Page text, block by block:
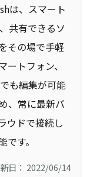
は、スマート
共有できるソ
その場で手軽
トフォン、
も編集が可能
、常に最新バ
ウドで接続し
す。
日： 2022/06/14